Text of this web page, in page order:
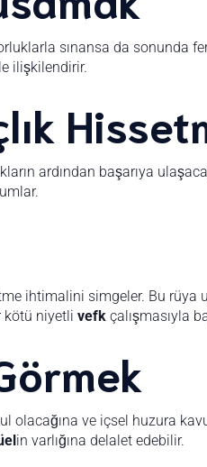
sınansa da sonunda
ilişkilendirir.
ardından başarıya
ihtimalini simgeler. Bu rüya
kötü niyetli vefk çalışmasıyla
ve içsel huzura
in varlığına delalet edebilir.